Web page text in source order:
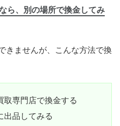
ら、別の場所で換金してみ
きませんが、こんな方法で換
取専門店で換金する
出品してみる